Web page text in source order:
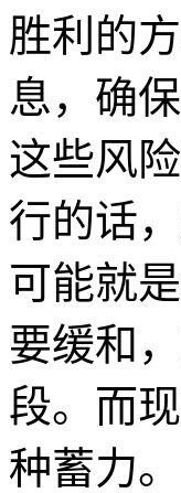
胜利的
息，确
这些风
行的话
可能就
要缓和
段。而
种蓄力。